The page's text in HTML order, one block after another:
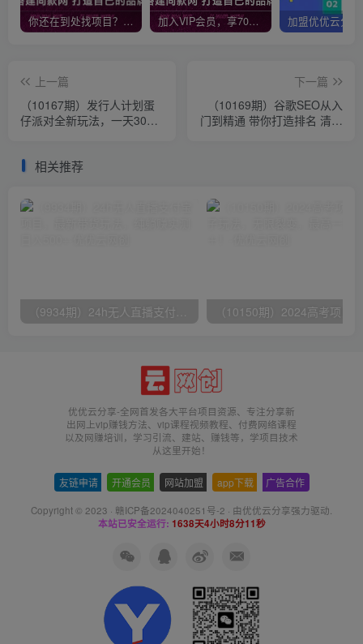
你还在到处找项目？还在当韭菜？我靠网创资源站一个月收入5万+，曾经我也是个失败者。 加入VIP会员，享70%的推广提成，免费学习多种网上创业课程，菜鸟秒变大神！
上一篇
（10167期）发行人计划蛋
仔派对全新玩法，一天3000
下一篇
（10169期）谷歌SEO从入
门到精通 带你打造排名 清晰
相关推荐
优优云分享-全网首发各大平台项目资源、专注分享新
出网上vip赚钱方法、vip课程视频教程、付费网络课程
以及网赚培训，学习引流、建站、赚钱等，学项目技术
从这里开始！
友链申请 开通会员 网站加盟 app下载 广告合作
Copyright © 2023 · 赣ICP备2024040251号-2 · 由优优云分享强力驱动.
本站已安全运行: 1638天4小时8分11秒